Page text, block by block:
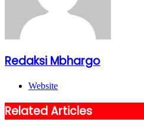
Redaksi Mbhargo
Website
Related Articles